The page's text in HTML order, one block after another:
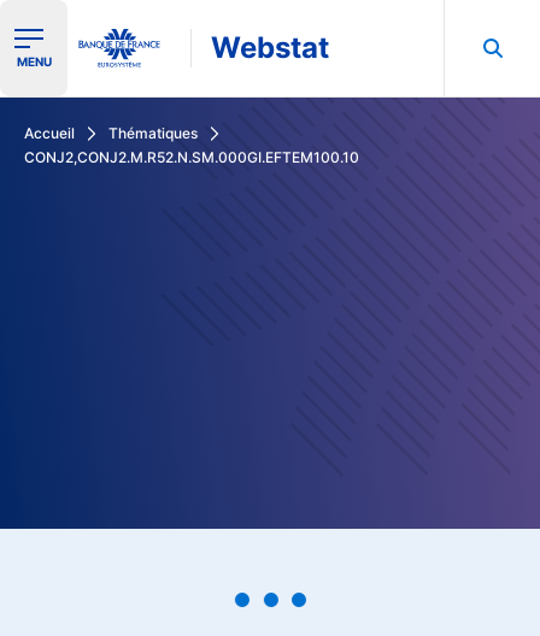
Ouvrir le menu de navigation
MENU Webstat
Accueil
Thématiques
CONJ2,CONJ2.M.R52.N.SM.000GI.EFTEM100.10